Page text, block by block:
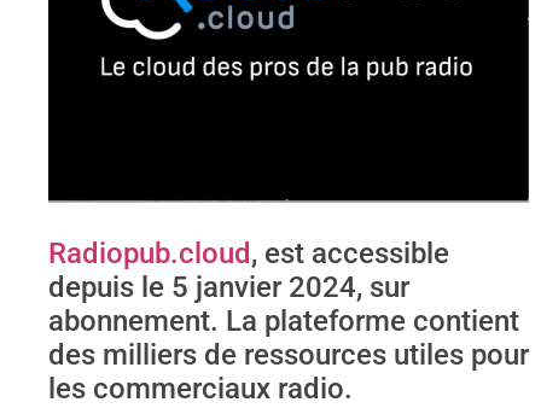
Radiopub.cloud, est accessible
depuis le 5 janvier 2024, sur
abonnement. La plateforme contient
des milliers de ressources utiles pour
les commerciaux radio.